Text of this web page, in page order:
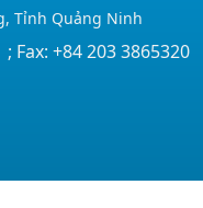
Tỉnh Quảng Ninh
+84 203 3865320